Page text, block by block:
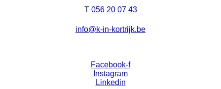
T 056 20 07 43
info@k-in-kortrijk.be
Facebook-f
Instagram
Linkedin